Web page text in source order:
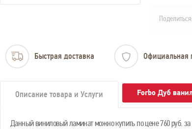
Поделиться:
Быстрая доставка Официальная
Описание товара и Услуги Forbo Дуб
Данный виниловый ламинат можно купить по цене 760 руб. за